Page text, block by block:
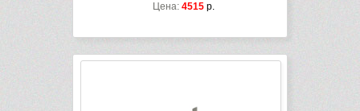
Цена: 4515р.